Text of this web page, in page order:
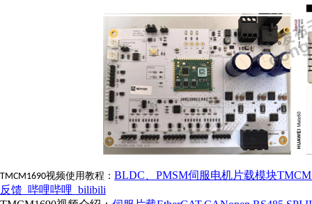
TMCM1690视频使用教程： BLDC、PMSM伺服电机片载模块
反馈_哔哩哔哩_bilibili